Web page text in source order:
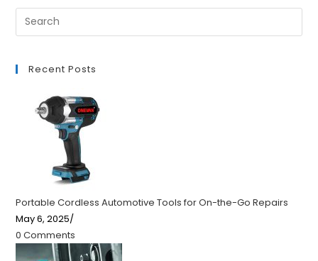
Recent Posts
Portable Cordless Automotive Tools for On-the-Go Repairs
May 6, 2025/
0 Comments